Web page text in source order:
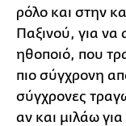
ρόλο και στην
Παξινού, για
ηθοποιό, που
πιο σύγχρονη
σύγχρονες
αν και μιλάω